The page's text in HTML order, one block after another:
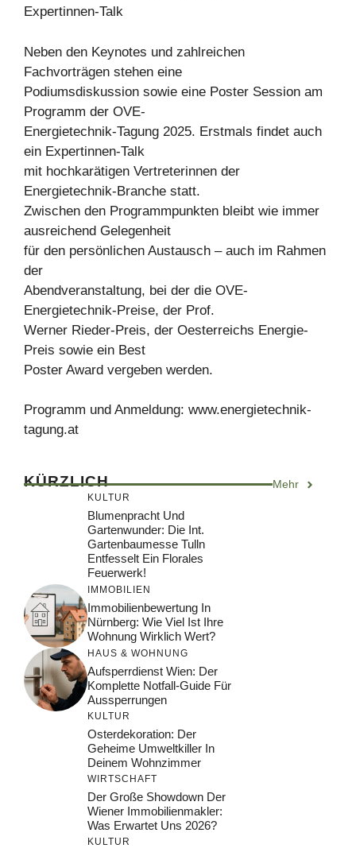
Expertinnen-Talk
Neben den Keynotes und zahlreichen
Fachvorträgen stehen eine
Podiumsdiskussion sowie eine Poster Session am
Programm der OVE-
Energietechnik-Tagung 2025. Erstmals findet auch
ein Expertinnen-Talk
mit hochkarätigen Vertreterinnen der
Energietechnik-Branche statt.
Zwischen den Programmpunkten bleibt wie immer
ausreichend Gelegenheit
für den persönlichen Austausch – auch im Rahmen
der
Abendveranstaltung, bei der die OVE-
Energietechnik-Preise, der Prof.
Werner Rieder-Preis, der Oesterreichs Energie-
Preis sowie ein Best
Poster Award vergeben werden.
Programm und Anmeldung: www.energietechnik-
tagung.at
KÜRZLICH Mehr
KULTUR
Blumenpracht Und
Gartenwunder: Die Int.
Gartenbaumesse Tulln
Entfesselt Ein Florales
Feuerwerk!
IMMOBILIEN
Immobilienbewertung In
Nürnberg: Wie Viel Ist Ihre
Wohnung Wirklich Wert?
HAUS & WOHNUNG
Aufsperrdienst Wien: Der
Komplette Notfall-Guide Für
Aussperrungen
KULTUR
Osterdekoration: Der
Geheime Umweltkiller In
Deinem Wohnzimmer
WIRTSCHAFT
Der Große Showdown Der
Wiener Immobilienmakler:
Was Erwartet Uns 2026?
KULTUR